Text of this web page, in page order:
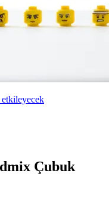
Çubuk